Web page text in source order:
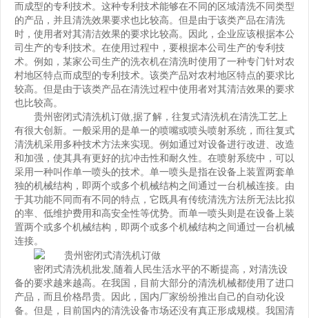
而成型的专利技术。这种专利技术能够在不同的区域清洗不同类型
的产品，并且清洗效果要求也比较高。但是由于该类产品在清洗
时，使用者对其清洁效果的要求比较高。因此，企业应该根据本公
司生产的专利技术。在使用过程中，要根据本公司生产的专利技
术。例如，某家公司生产的洗衣机在清洗时使用了一种专门针对农
村地区特点而成型的专利技术。该类产品对农村地区特点的要求比
较高。但是由于该类产品在清洗过程中使用者对其清洁效果的要求
也比较高。
贵州密闭式清洗机订做 ,据了解，往复式清洗机在清洗工艺上
有很大创新。一般采用的是单一的喷嘴或喷头喷射系统，而往复式
清洗机采用多种技术方法来实现。例如通过对设备进行改进、改造
和加强，使其具有更好的抗冲击性和耐久性。在喷射系统中，可以
采用一种叫作单一喷头的技术。单一喷头是指在设备上装置两套单
独的机械结构，即两个或多个机械结构之间通过一台机械连接。由
于其功能不同而有不同的特点，它既具有传统清洗方法所无法比拟
的率、低维护费用和高安全性等优势。而单一喷头则是在设备上装
置两个或多个机械结构，即两个或多个机械结构之间通过一台机械
连接。
密闭式清洗机批发,随着人民生活水平的不断提高，对清洗设
备的要求越来越高。在我国，目前大部分的清洗机械都使用了进口
产品，而且价格昂贵。因此，国内厂家纷纷推出自己的自动化设
备。但是，目前国内的清洗设备市场还没有真正形成规模。我国清